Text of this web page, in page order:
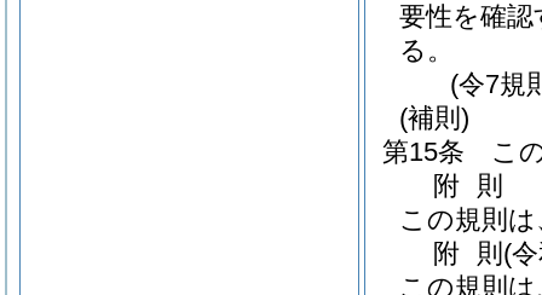
要性を確
る。
(令7規
(補則)
第15条
こ
附 則
この規則
附 則 (
この規則